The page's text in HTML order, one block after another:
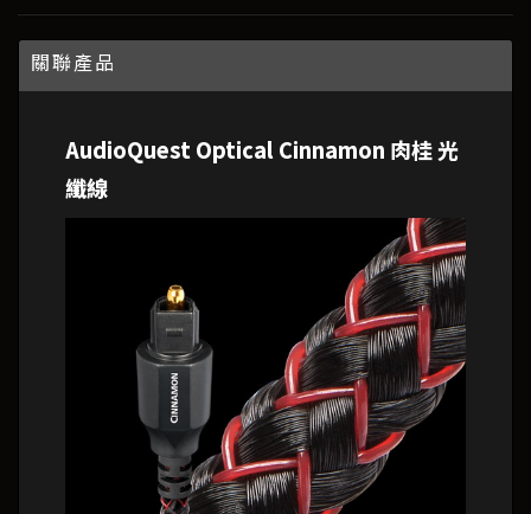
關聯產品
AudioQuest Optical Cinnamon 肉桂 光
纖線